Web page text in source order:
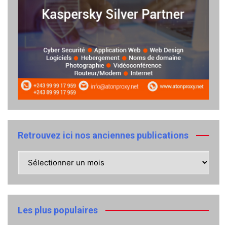
Retrouvez ici nos anciennes publications
anciennes
publications
Les plus populaires